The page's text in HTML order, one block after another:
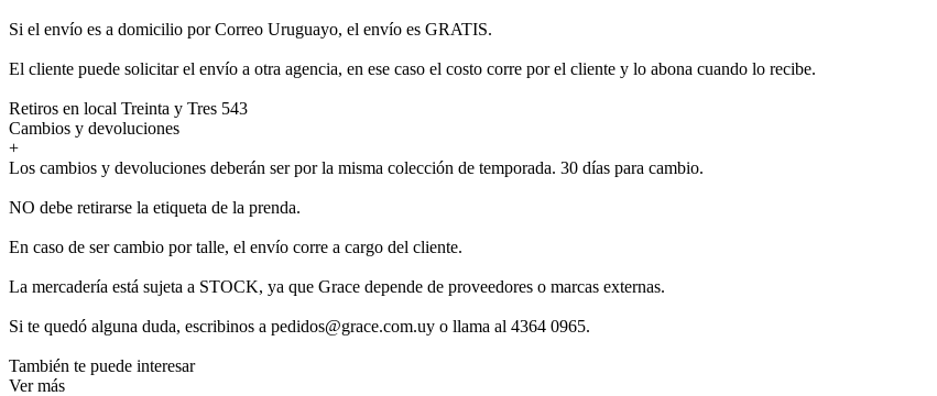
Si el envío es a domicilio por Correo Uruguayo, el envío es GRATIS.
El cliente puede solicitar el envío a otra agencia, en ese caso el costo corre por el cliente y lo abona cuando lo recibe.
Retiros en local Treinta y Tres 543
Cambios y devoluciones
+
Los cambios y devoluciones deberán ser por la misma colección de temporada. 30 días para cambio.
NO debe retirarse la etiqueta de la prenda.
En caso de ser cambio por talle, el envío corre a cargo del cliente.
La mercadería está sujeta a STOCK, ya que Grace depende de proveedores o marcas externas.
Si te quedó alguna duda, escribinos a pedidos@grace.com.uy o llama al 4364 0965.
También te puede interesar
Ver más